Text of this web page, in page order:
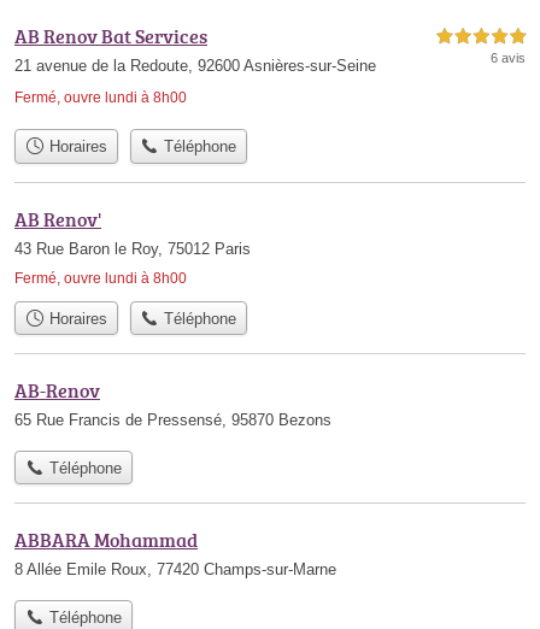
AB Renov Bat Services
21 avenue de la Redoute, 92600 Asnières-sur-Seine
Fermé, ouvre lundi à 8h00
5,0 étoiles sur 5
6 avis
Horaires Téléphone
AB Renov'
43 Rue Baron le Roy, 75012 Paris
Fermé, ouvre lundi à 8h00
Horaires Téléphone
AB-Renov
65 Rue Francis de Pressensé, 95870 Bezons
Téléphone
ABBARA Mohammad
8 Allée Emile Roux, 77420 Champs-sur-Marne
Téléphone